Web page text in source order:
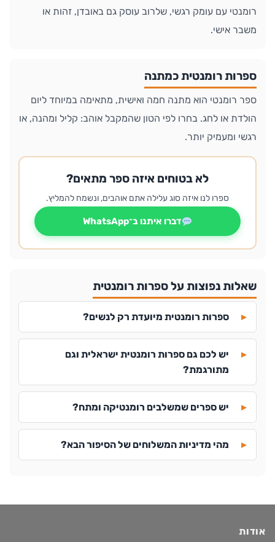
רומנטי עם עומק רגשי, שלרוב עוסק גם באובדן, זהות או
משבר אישי.
ספרות רומנטית כמתנה
ספר רומנטי הוא מתנה חמה ואישית, מתאימה במיוחד ליום
הולדת או לחג. בחרו לפי הטון שהמקבל אוהב: קליל ומהנה, או
רגשי ומעמיק יותר.
לא בטוחים איזה ספר מתאים?
ספרו לנו איזה סוג עלילה אתם אוהבים, ונשמח להמליץ.
דברו איתנו ב־WhatsApp
שאלות נפוצות על ספרות רומנטית
ספרות רומנטית מיועדת רק לנשים?
יש לכם גם ספרות רומנטית ישראלית וגם
מתורגמת?
יש ספרים שמשלבים רומנטיקה ומתח?
מהי מדיניות המשלוחים של הסיפור הבא?
אודות